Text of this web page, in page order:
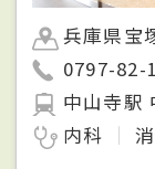
兵庫県宝
0797-82-
中山寺駅
内科